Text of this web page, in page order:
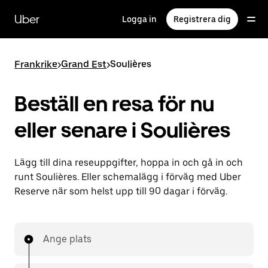
huvudinnehållet
Uber Logga in Registrera dig
Frankrike>Grand Est>Soulières
Beställ en resa för nu
eller senare i Soulières
Lägg till dina reseuppgifter, hoppa in och gå in och
runt Soulières. Eller schemalägg i förväg med Uber
Reserve när som helst upp till 90 dagar i förväg.
Ange plats